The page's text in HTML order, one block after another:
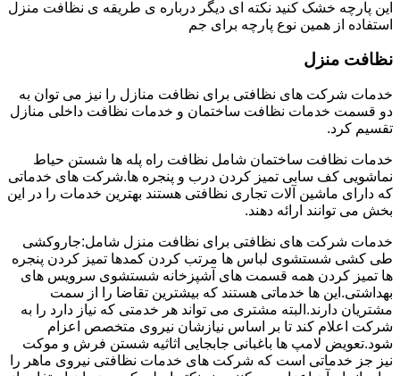
این پارچه خشک کنید نکته ای دیگر درباره ی طریقه ی نظافت منزل
استفاده از همین نوع پارچه برای جم
نظافت منزل
خدمات شرکت های نظافتی برای نظافت منازل را نیز می توان به
دو قسمت خدمات نظافت ساختمان و خدمات نظافت داخلی منازل
تقسیم کرد.
خدمات نظافت ساختمان شامل نظافت راه پله ها شستن حیاط
نماشویی کف سابی تمیز کردن درب و پنجره ها.شرکت های خدماتی
که دارای ماشین آلات تجاری نظافتی هستند بهترین خدمات را در این
بخش می توانند ارائه دهند.
خدمات شرکت های نظافتی برای نظافت منزل شامل:جاروکشی
طی کشی شستشوی لباس ها مرتب کردن کمدها تمیز کردن پنجره
ها تمیز کردن همه قسمت های آشپزخانه شستشوی سرویس های
بهداشتی.این ها خدماتی هستند که بیشترین تقاضا را از سمت
مشتریان دارند.البته مشتری می تواند هر خدمتی که نیاز دارد را به
شرکت اعلام کند تا بر اساس نیازشان نیروی متخصص اعزام
شود.تعویض لامپ ها باغبانی جابجایی اثاثیه شستن فرش و موکت
نیز جز خدماتی است که شرکت های خدمات نظافتی نیروی ماهر را